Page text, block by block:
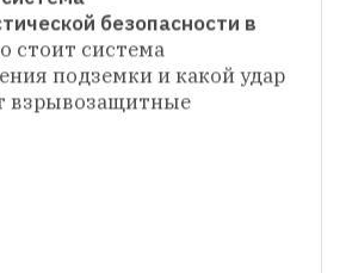
— о деньгах
Оператор Wi-Fi в метро
данные
в общий доступ
номеров не были
безопасности в
стоит система
подземки и какой удар
взрывозащитные